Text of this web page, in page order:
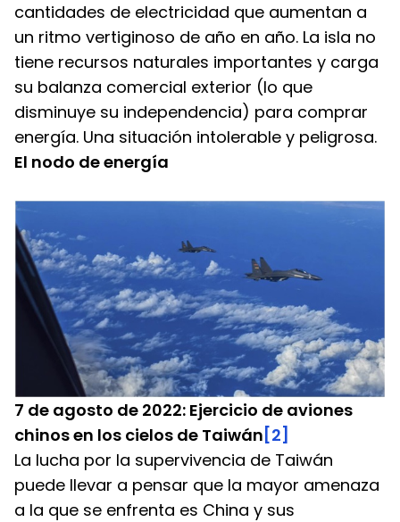
cantidades de electricidad que aumentan a
un ritmo vertiginoso de año en año. La isla no
tiene recursos naturales importantes y carga
su balanza comercial exterior (lo que
disminuye su independencia) para comprar
energía. Una situación intolerable y peligrosa.
El nodo de energía
7 de agosto de 2022: Ejercicio de aviones
chinos en los cielos de Taiwán [2]
La lucha por la supervivencia de Taiwán
puede llevar a pensar que la mayor amenaza
a la que se enfrenta es China y sus